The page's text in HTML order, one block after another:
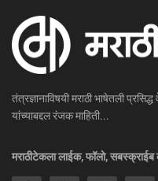
तंत्रज्ञानाविषयी मराठी भाषेतली
यांच्याबद्दल रंजक माहिती...
मराठीटेकला लाईक, फॉलो, सबस्क्राईब